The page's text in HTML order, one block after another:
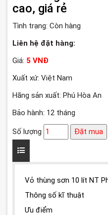
cao, giá rẻ
Tình trạng: Còn hàng
Liên hệ đặt hàng:
Giá: 5 VNĐ
Xuất xứ: Việt Nam
Hãng sản xuất: Phú Hòa An
Bảo hành: 12 tháng
Số lượng Đặt mua
Vỏ thùng sơn 10 lít NT
Thông số kĩ thuật
Ưu điểm